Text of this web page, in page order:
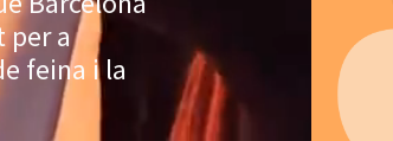
per a
feina i la